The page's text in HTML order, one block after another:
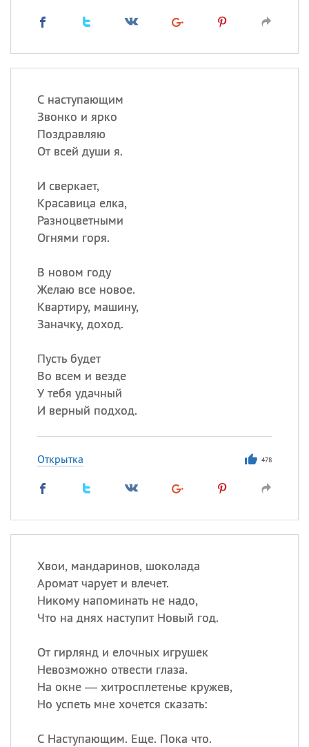
С наступающим
Звонко и ярко
Поздравляю
От всей души я.
И сверкает,
Красавица елка,
Разноцветными
Огнями горя.
В новом году
Желаю все новое.
Квартиру, машину,
Заначку, доход.
Пусть будет
Во всем и везде
У тебя удачный
И верный подход.
Открытка 478
Хвои, мандаринов, шоколада
Аромат чарует и влечет.
Никому напоминать не надо,
Что на днях наступит Новый год.
От гирлянд и елочных игрушек
Невозможно отвести глаза.
На окне — хитросплетенье кружев,
Но успеть мне хочется сказать:
С Наступающим. Еще. Пока что.